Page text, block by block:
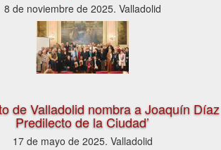
8 de noviembre de 2025. Valladolid
de Valladolid nombra a Joaquín Díaz
Predilecto de la Ciudad’
17 de mayo de 2025. Valladolid